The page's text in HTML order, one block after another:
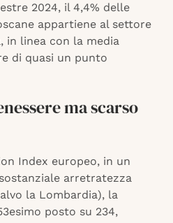
2024, il 4,4% delle
appartiene al settore
in linea con la media
di quasi un punto
ma scarso
Index europeo, in un
arretratezza
la Lombardia), la
posto su 234,